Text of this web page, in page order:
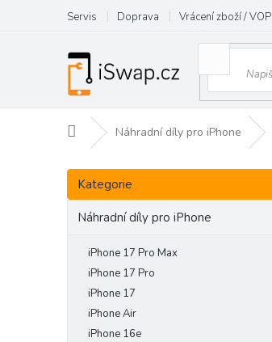
obsah
Servis Doprava Vrácení zboží / VOP
Domů Náhradní díly pro iPhone
P
s
Přeskočit
kategorie
Kategorie
Náhradní díly pro iPhone
iPhone 17 Pro Max
iPhone 17 Pro
iPhone 17
iPhone Air
iPhone 16e